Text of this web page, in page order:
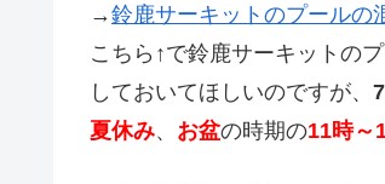
→鈴鹿サーキットのプールの
こちら↑で鈴鹿サーキットの
しておいてほしいのですが、
夏休み、 お盆の時期の11時～